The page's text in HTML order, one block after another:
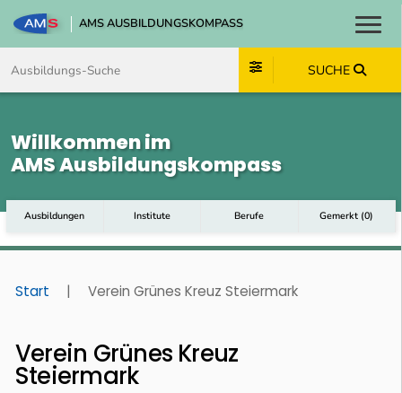
AMS AUSBILDUNGSKOMPASS
SUCHE
Willkommen im
AMS Ausbildungskompass
Ausbildungen Institute Berufe Gemerkt (0)
Start | Verein Grünes Kreuz Steiermark
Verein Grünes Kreuz
Steiermark